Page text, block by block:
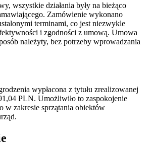
wszystkie działania były na bieżąco
Zamówienie wykonano
terminami, co jest niezwykle
i zgodności z umową. Umowa
należyty, bez potrzeby wprowadzania
wypłacona z tytułu zrealizowanej
PLN. Umożliwiło to zaspokojenie
w zakresie sprzątania obiektów